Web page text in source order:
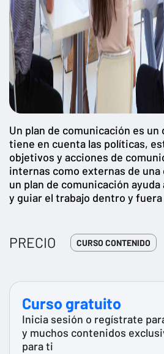
Un plan de comunicación es
tiene en cuenta las políticas,
objetivos y acciones de
internas como externas de
un plan de comunicación
y guiar el trabajo dentro y
PRECIO CURSO CONTENIDO
Curso gratuito
Inicia sesión o regístrate
y muchos contenidos
para ti